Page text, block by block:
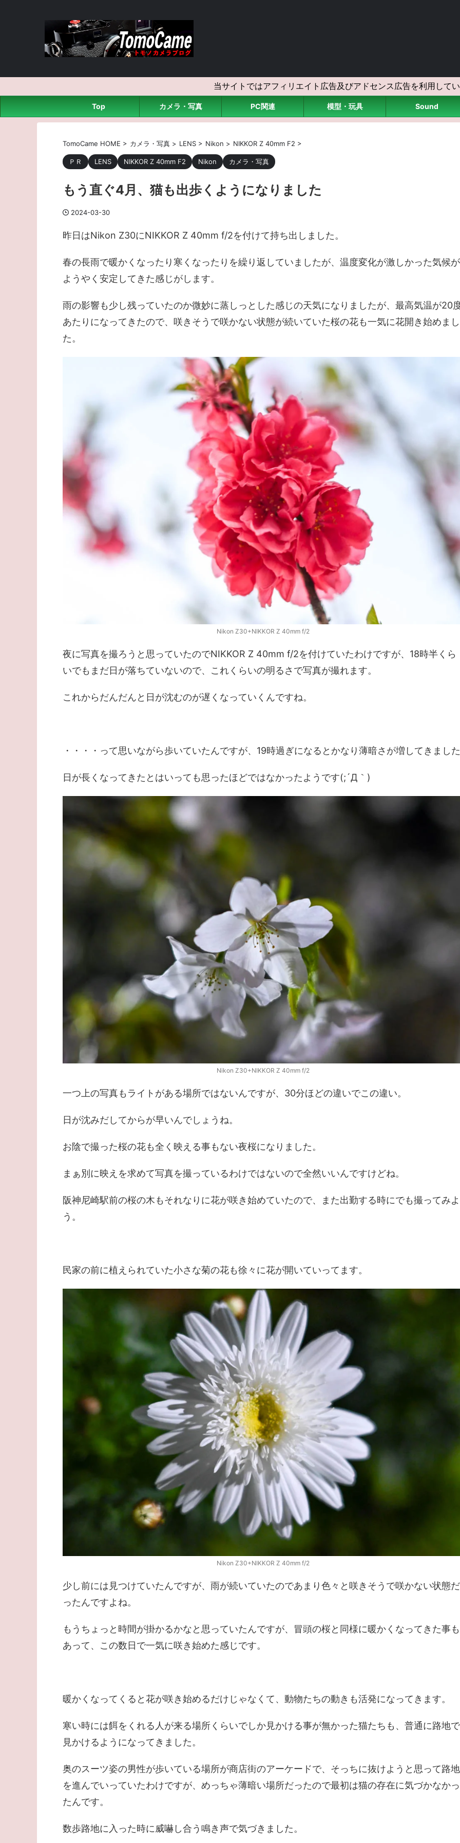
当サイトではアフィリエイト広告及びアドセンス広告を利用して
Top カメラ・写真 PC関連 模型・玩具 Sound
TomoCame HOME > カメラ・写真 > LENS > Nikon > NIKKOR Z 40mm F2 >
ＰＲ LENS NIKKOR Z 40mm F2 Nikon カメラ・写真
もう直ぐ4月、猫も出歩くようになりました
2024-03-30
昨日はNikon Z30にNIKKOR Z 40mm f/2を付けて持ち出しました。
春の長雨で暖かくなったり寒くなったりを繰り返していましたが、温度変化が激しかった気候が
ようやく安定してきた感じがします。
雨の影響も少し残っていたのか微妙に蒸しっとした感じの天気になりましたが、最高気温が20
あたりになってきたので、咲きそうで咲かない状態が続いていた桜の花も一気に花開き始めまし
た。
Nikon Z30+NIKKOR Z 40mm f/2
夜に写真を撮ろうと思っていたのでNIKKOR Z 40mm f/2を付けていたわけですが、18時半くら
いでもまだ日が落ちていないので、これくらいの明るさで写真が撮れます。
これからだんだんと日が沈むのが遅くなっていくんですね。
・・・・って思いながら歩いていたんですが、19時過ぎになるとかなり薄暗さが増してきました
日が長くなってきたとはいっても思ったほどではなかったようです(;´Д｀)
Nikon Z30+NIKKOR Z 40mm f/2
一つ上の写真もライトがある場所ではないんですが、30分ほどの違いでこの違い。
日が沈みだしてからが早いんでしょうね。
お陰で撮った桜の花も全く映える事もない夜桜になりました。
まぁ別に映えを求めて写真を撮っているわけではないので全然いいんですけどね。
阪神尼崎駅前の桜の木もそれなりに花が咲き始めていたので、また出勤する時にでも撮ってみよ
う。
民家の前に植えられていた小さな菊の花も徐々に花が開いていってます。
Nikon Z30+NIKKOR Z 40mm f/2
少し前には見つけていたんですが、雨が続いていたのであまり色々と咲きそうで咲かない状態だ
ったんですよね。
もうちょっと時間が掛かるかなと思っていたんですが、冒頭の桜と同様に暖かくなってきた事も
あって、この数日で一気に咲き始めた感じです。
暖かくなってくると花が咲き始めるだけじゃなくて、動物たちの動きも活発になってきます。
寒い時には餌をくれる人が来る場所くらいでしか見かける事が無かった猫たちも、普通に路地で
見かけるようになってきました。
奥のスーツ姿の男性が歩いている場所が商店街のアーケードで、そっちに抜けようと思って路地
を進んでいっていたわけですが、めっちゃ薄暗い場所だったので最初は猫の存在に気づかなかっ
たんです。
数歩路地に入った時に威嚇し合う鳴き声で気づきました。